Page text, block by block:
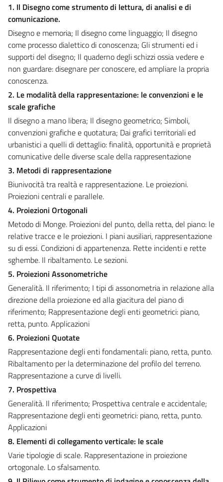
1. Il Disegno come strumento di lettura, di analisi e di
comunicazione.
Disegno e memoria; Il disegno come linguaggio; Il disegno
come processo dialettico di conoscenza; Gli strumenti ed i
supporti del disegno; Il quaderno degli schizzi ossia vedere e
non guardare: disegnare per conoscere, ed ampliare la propria
conoscenza.
2. Le modalità della rappresentazione: le convenzioni e le
scale grafiche
Il disegno a mano libera; Il disegno geometrico; Simboli,
convenzioni grafiche e quotatura; Dai grafici territoriali ed
urbanistici a quelli di dettaglio: finalità, opportunità e proprietà
comunicative delle diverse scale della rappresentazione
3. Metodi di rappresentazione
Biunivocità tra realtà e rappresentazione. Le proiezioni.
Proiezioni centrali e parallele.
4. Proiezioni Ortogonali
Metodo di Monge. Proiezioni del punto, della retta, del piano: le
relative tracce e le proiezioni. I piani ausiliari, rappresentazione
su di essi. Condizioni di appartenenza. Rette incidenti e rette
sghembe. Il ribaltamento. Le sezioni.
5. Proiezioni Assonometriche
Generalità. Il riferimento; I tipi di assonometria in relazione alla
direzione della proiezione ed alla giacitura del piano di
riferimento; Rappresentazione degli enti geometrici: piano,
retta, punto. Applicazioni
6. Proiezioni Quotate
Rappresentazione degli enti fondamentali: piano, retta, punto.
Ribaltamento per la determinazione del profilo del terreno.
Rappresentazione a curve di livelli.
7. Prospettiva
Generalità. Il riferimento; Prospettiva centrale e accidentale;
Rappresentazione degli enti geometrici: piano, retta, punto.
Applicazioni
8. Elementi di collegamento verticale: le scale
Varie tipologie di scale. Rappresentazione in proiezione
ortogonale. Lo sfalsamento.